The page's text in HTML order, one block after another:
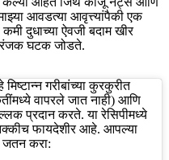
आवडत्या आवृत्त्यांपैकी एक
दुधाच्या ऐवजी बदाम खीर
घटक जोडते.
गरीबांच्या कुरकुरीत
वापरले जात नाही) आणि
प्रदान करते. या रेसिपीमध्ये
फायदेशीर आहे. आपल्या
जतन करा: